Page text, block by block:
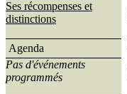
Ses récompenses et
distinctions
Agenda
Pas d'événements
programmés